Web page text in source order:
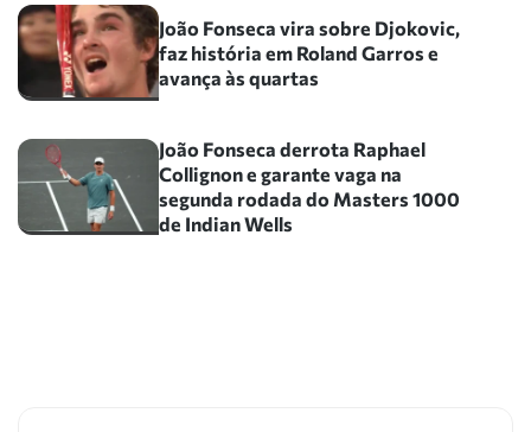
João Fonseca vira sobre Djokovic,
faz história em Roland Garros e
avança às quartas
João Fonseca derrota Raphael
Collignon e garante vaga na
segunda rodada do Masters 1000
de Indian Wells